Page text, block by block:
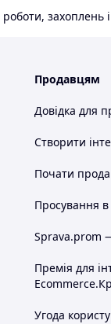
захоплень
Продавцям
Довідка для
Створити
Почати
Просування в
Sprava.prom
Премія для
Угода